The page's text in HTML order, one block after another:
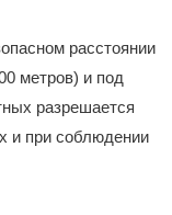
расстоянии
метров) и под
разрешается
и при соблюдении